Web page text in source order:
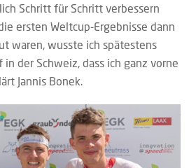
Schritt für Schritt verbessern
ersten Weltcup-Ergebnisse dann
waren, wusste ich spätestens
der Schweiz, dass ich ganz vorne
Jannis Bonek.